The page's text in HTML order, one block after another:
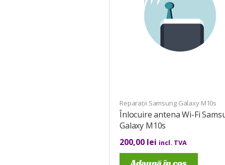
Reparații Samsung Galaxy M10s
Înlocuire antena Wi-Fi
Galaxy M10s
200,00 lei incl. TVA